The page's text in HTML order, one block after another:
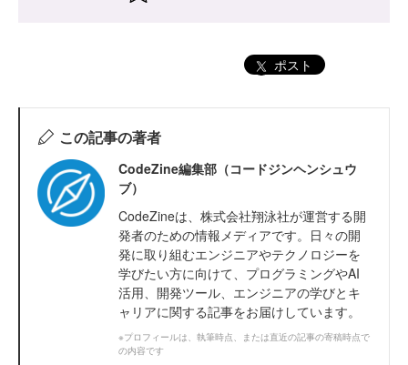
ポスト
この記事の著者
CodeZine編集部（コードジンヘンシュウ
ブ）
CodeZineは、株式会社翔泳社が運営する開
発者のための情報メディアです。日々の開
発に取り組むエンジニアやテクノロジーを
学びたい方に向けて、プログラミングやAI
活用、開発ツール、エンジニアの学びとキ
ャリアに関する記事をお届けしています。
※プロフィールは、執筆時点、または直近の記事の寄稿時点で
の内容です